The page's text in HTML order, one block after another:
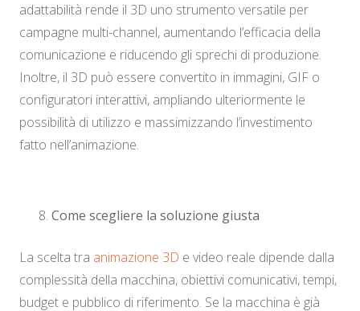
adattabilità rende il 3D uno strumento versatile per
campagne multi-channel, aumentando l’efficacia della
comunicazione e riducendo gli sprechi di produzione.
Inoltre, il 3D può essere convertito in immagini, GIF o
configuratori interattivi, ampliando ulteriormente le
possibilità di utilizzo e massimizzando l’investimento
fatto nell’animazione.
Come scegliere la soluzione giusta
La scelta tra animazione 3D e video reale dipende dalla
complessità della macchina, obiettivi comunicativi, tempi,
budget e pubblico di riferimento. Se la macchina è già